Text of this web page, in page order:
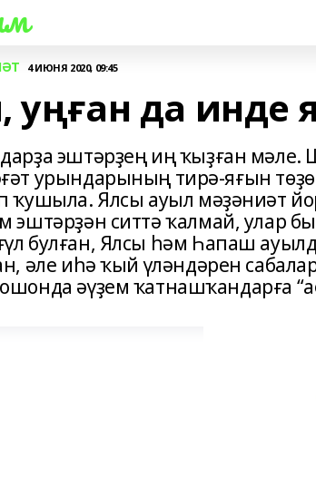
4 ИЮНЯ 2020, 09:45
уңған да инде
эштәрҙең иң ҡыҙған мәле.
урындарының тирә-яғын
ҡушыла. Ялсы ауыл мәҙәниәт
эштәрҙән ситтә ҡалмай, улар
булған, Ялсы һәм Һапаш
әле иһә ҡый үләндәрен
әүҙем ҡатнашҡандарға